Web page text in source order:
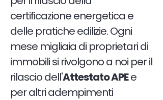
certificazione energetica e
delle pratiche edilizie. Ogni
mese migliaia di proprietari di
immobili si rivolgono a noi per il
rilascio dell'Attestato APEe
per altri adempimenti